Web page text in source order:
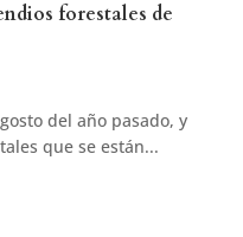
forestales de
del año pasado, y
que se están...